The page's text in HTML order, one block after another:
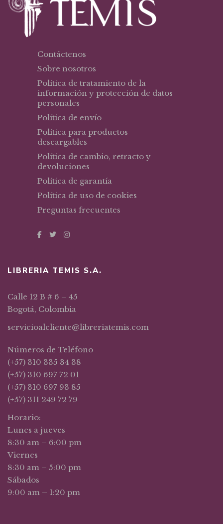
Contáctenos
Sobre nosotros
Política de tratamiento de la
información y protección de datos
personales
Política de envío
Política para productos
descargables
Política de cambio, retracto y
devoluciones
Política de garantía
Política de uso de cookies
Preguntas frecuentes
LIBRERIA TEMIS S.A.
Calle 12 B # 6 – 45
Bogotá, Colombia
servicioalcliente@libreriatemis.com
Números de Teléfono
(+57) 310 335 34 38
(+57) 310 697 72 01
(+57) 310 697 93 85
(+57) 311 249 72 79
Horario:
Lunes a jueves
8:30 am – 6:00 pm
Viernes
8:30 am – 5:00 pm
Sábados
9:00 am – 1:20 pm